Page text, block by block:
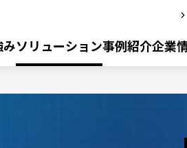
ソリューション事例紹介企業